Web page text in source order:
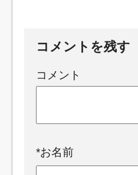
コメントを残す
コメント
*お名前